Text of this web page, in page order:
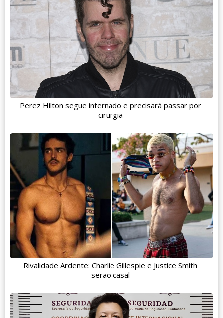
Perez Hilton segue internado e precisará passar por
cirurgia
Rivalidade Ardente: Charlie Gillespie e Justice Smith
serão casal